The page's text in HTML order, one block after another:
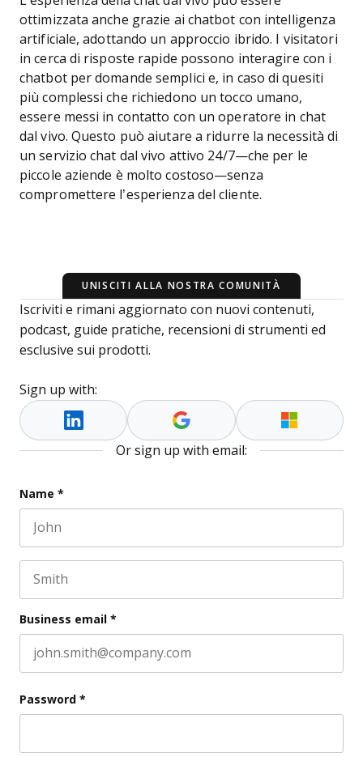
ottimizzata anche grazie ai chatbot con intelligenza
artificiale, adottando un approccio ibrido. I visitatori
in cerca di risposte rapide possono interagire con i
chatbot per domande semplici e, in caso di quesiti
più complessi che richiedono un tocco umano,
essere messi in contatto con un operatore in chat
dal vivo. Questo può aiutare a ridurre la necessità di
un servizio chat dal vivo attivo 24/7—che per le
piccole aziende è molto costoso—senza
compromettere l’esperienza del cliente.
UNISCITI ALLA NOSTRA COMUNITÀ
Iscriviti e rimani aggiornato con nuovi contenuti,
podcast, guide pratiche, recensioni di strumenti ed
esclusive sui prodotti.
Sign up with:
Or sign up with email:
Comments
This field is for validation purposes and should be
Name *
Business email *
Password *